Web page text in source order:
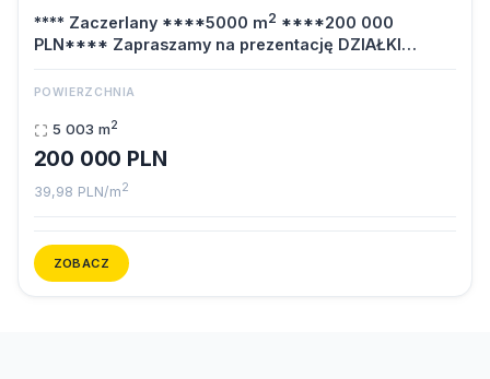
**** Zaczerlany ****5000 m2 ****200 000
PLN**** Zapraszamy na prezentację DZIAŁKI…
POWIERZCHNIA
5 003 m2
200 000 PLN
39,98 PLN/m2
ZOBACZ